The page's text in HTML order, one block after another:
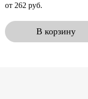
от 262 руб.
В корзину